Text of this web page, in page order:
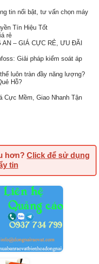
tin nổi bật, tư vấn chọn máy
Tín Hiệu Tốt
rẻ
AN – GIÁ CỰC RẺ, ƯU ĐÃI
Giải pháp kiểm soát áp
luôn tràn đầy năng lượng?
Hỗ?
Cực Mềm, Giao Nhanh Tận
hơn? Click để sử dụng
tin